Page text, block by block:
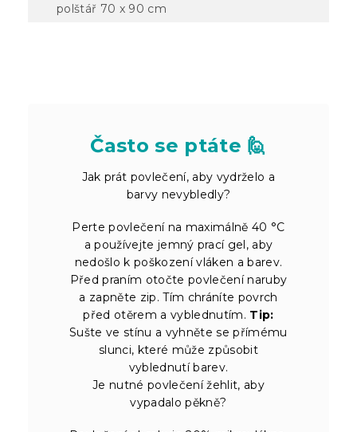
polštář 70 x 90 cm
Často se ptáte 🙋
Jak prát povlečení, aby vydrželo a
barvy nevybledly?
Perte povlečení na maximálně 40 °C
a používejte jemný prací gel, aby
nedošlo k poškození vláken a barev.
Před praním otočte povlečení naruby
a zapněte zip. Tím chráníte povrch
před otěrem a vyblednutím. Tip:
Sušte ve stínu a vyhněte se přímému
slunci, které může způsobit
vyblednutí barev.
Je nutné povlečení žehlit, aby
vypadalo pěkně?